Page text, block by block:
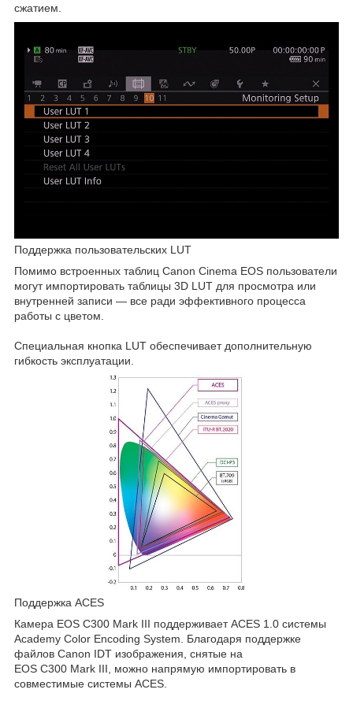
сжатием.
Поддержка пользовательских LUT
Помимо встроенных таблиц Canon Cinema EOS пользователи
могут импортировать таблицы 3D LUT для просмотра или
внутренней записи — все ради эффективного процесса
работы с цветом.
Специальная кнопка LUT обеспечивает дополнительную
гибкость эксплуатации.
Поддержка ACES
Камера EOS C300 Mark III поддерживает ACES 1.0 системы
Academy Color Encoding System. Благодаря поддержке
файлов Canon IDT изображения, снятые на
EOS C300 Mark III, можно напрямую импортировать в
совместимые системы ACES.